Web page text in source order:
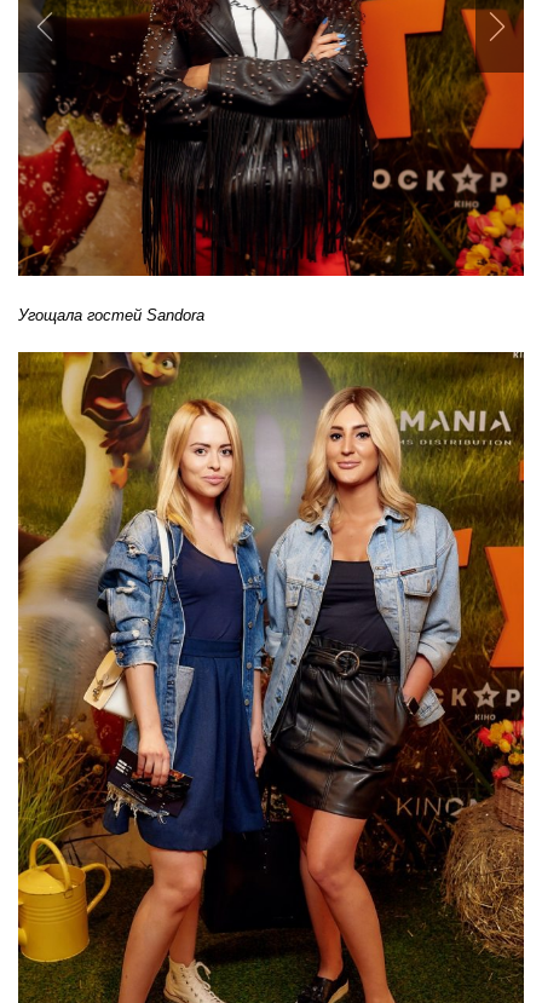
Угощала гостей Sandora